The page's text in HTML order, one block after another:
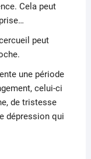
Cela peut
peut
une période
celui-ci
de tristesse
dépression qui